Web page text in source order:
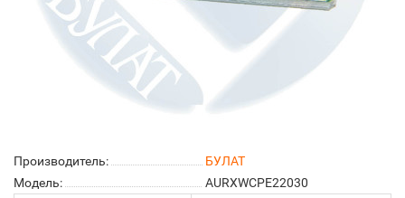
Производитель:
БУЛАТ
Модель:
AURXWCPE22030